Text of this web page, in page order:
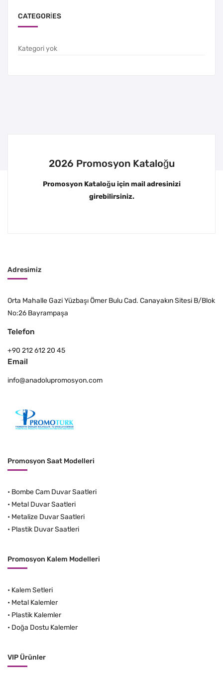
CATEGORIES
Kategori yok
2026 Promosyon Kataloğu
Promosyon Kataloğu için mail adresinizi
girebilirsiniz.
Adresimiz
Orta Mahalle Gazi Yüzbaşı Ömer Bulu Cad. Canayakın Sitesi B/Blok
No:26 Bayrampaşa
Telefon
+90 212 612 20 45
Email
info@anadolupromosyon.com
Promosyon Saat Modelleri
• Bombe Cam Duvar Saatleri
• Metal Duvar Saatleri
• Metalize Duvar Saatleri
• Plastik Duvar Saatleri
Promosyon Kalem Modelleri
• Kalem Setleri
• Metal Kalemler
• Plastik Kalemler
• Doğa Dostu Kalemler
VIP Ürünler